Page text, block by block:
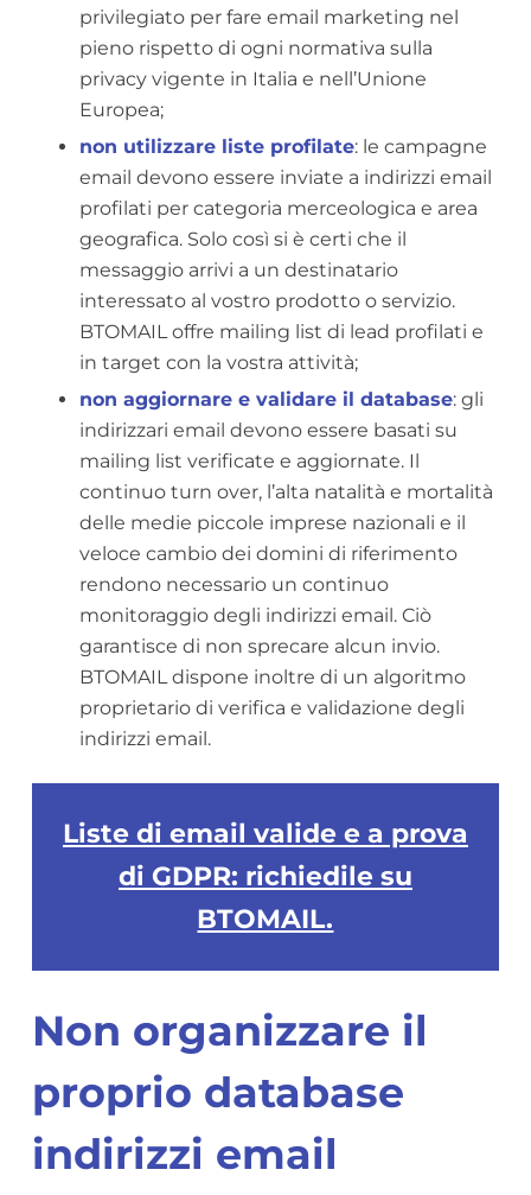
privilegiato per fare email marketing nel
pieno rispetto di ogni normativa sulla
privacy vigente in Italia e nell’Unione
Europea;
non utilizzare liste profilate: le campagne
email devono essere inviate a indirizzi email
profilati per categoria merceologica e area
geografica. Solo così si è certi che il
messaggio arrivi a un destinatario
interessato al vostro prodotto o servizio.
BTOMAIL offre mailing list di lead profilati e
in target con la vostra attività;
non aggiornare e validare il database: gli
indirizzari email devono essere basati su
mailing list verificate e aggiornate. Il
continuo turn over, l’alta natalità e mortalità
delle medie piccole imprese nazionali e il
veloce cambio dei domini di riferimento
rendono necessario un continuo
monitoraggio degli indirizzi email. Ciò
garantisce di non sprecare alcun invio.
BTOMAIL dispone inoltre di un algoritmo
proprietario di verifica e validazione degli
indirizzi email.
Liste di email valide e a prova
di GDPR: richiedile su
BTOMAIL.
Non organizzare il
proprio database
indirizzi email